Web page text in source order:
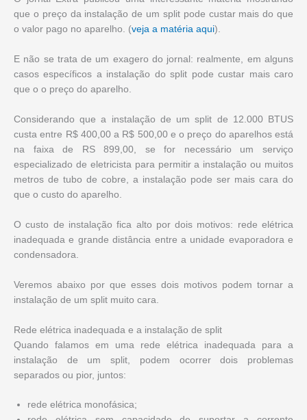
que o preço da instalação de um split pode custar mais do que
o valor pago no aparelho. (veja a matéria aqui).
E não se trata de um exagero do jornal: realmente, em alguns
casos específicos a instalação do split pode custar mais caro
que o o preço do aparelho.
Considerando que a instalação de um split de 12.000 BTUS
custa entre R$ 400,00 a R$ 500,00 e o preço do aparelhos está
na faixa de RS 899,00, se for necessário um serviço
especializado de eletricista para permitir a instalação ou muitos
metros de tubo de cobre, a instalação pode ser mais cara do
que o custo do aparelho.
O custo de instalação fica alto por dois motivos: rede elétrica
inadequada e grande distância entre a unidade evaporadora e
condensadora.
Veremos abaixo por que esses dois motivos podem tornar a
instalação de um split muito cara.
Rede elétrica inadequada e a instalação de split
Quando falamos em uma rede elétrica inadequada para a
instalação de um split, podem ocorrer dois problemas
separados ou pior, juntos:
rede elétrica monofásica;